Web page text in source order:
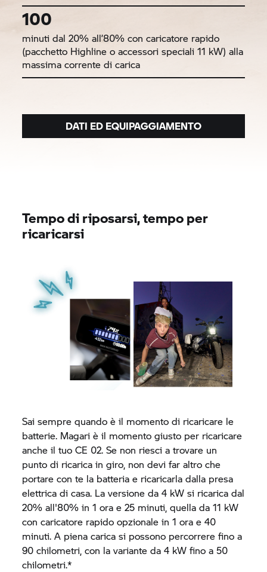
100
minuti dal 20% all’80% con caricatore rapido
(pacchetto Highline o accessori speciali 11 kW) alla
massima corrente di carica
DATI ED EQUIPAGGIAMENTO
Tempo di riposarsi, tempo per
ricaricarsi
Sai sempre quando è il momento di ricaricare le
batterie. Magari è il momento giusto per ricaricare
anche il tuoCE 02. Se non riesci a trovare un
punto di ricarica in giro, non devi far altro che
portare con te la batteria e ricaricarla dalla presa
elettrica di casa. La versione da 4 kW si ricarica dal
20% all'80% in 1 ora e 25 minuti, quella da 11 kW
con caricatore rapido opzionale in 1 ora e 40
minuti. A piena carica si possono percorrere fino a
90 chilometri, con la variante da 4 kW fino a 50
chilometri.*